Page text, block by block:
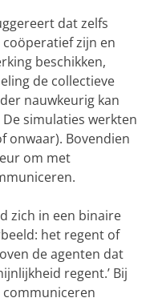
dat zelfs
zijn en
beschikken,
de collectieve
nauwkeurig kan
De simulaties werkten
onwaar). Bovendien
om met
zich in een binaire
het regent of
de agenten dat
regent.’ Bij